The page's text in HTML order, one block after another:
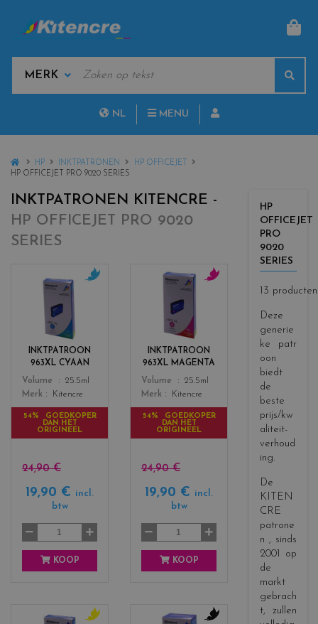
MANUFACTURERS
NL MENU
HOME
HP INKTPATRONEN
HP OFFICEJET
HP OFFICEJET PRO 9020 SERIES
INKTPATRONEN KITENCRE -
HP OFFICEJET PRO 9020
SERIES
INKTPATROON
963XL CYAAN
Color
r
s
c
a
Volume
25.5ml
Merk
Kitencre
54% GOEDKOPER
DAN HET
ORIGINEEL
24,90 €
19,90 €
incl.
btw
KOOP
INKTPATROON
963XL MAGENTA
Color
r
s
m
g
n
Volume
25.5ml
Merk
Kitencre
54% GOEDKOPER
DAN HET
ORIGINEEL
24,90 €
19,90 €
incl.
btw
KOOP
HP
OFFICEJET
PRO
9020
SERIES
13 producten
Deze
generie
ke patr
oon
biedt
de
beste
prijs/kw
aliteit-
verhoud
ing.
De
KITEN
CRE
patrone
n , sinds
2001 op
de
markt
gebrach
t, zullen